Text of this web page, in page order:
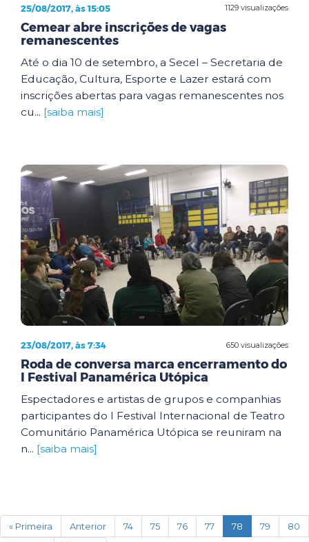
1129 visualizações
25/08/2017, às 15:05
Cemear abre inscrições de vagas
remanescentes
Até o dia 10 de setembro, a Secel – Secretaria de
Educação, Cultura, Esporte e Lazer estará com
inscrições abertas para vagas remanescentes nos
cu... [saiba mais]
650 visualizações
23/08/2017, às 7:34
Roda de conversa marca encerramento do
I Festival Panamérica Utópica
Espectadores e artistas de grupos e companhias
participantes do I Festival Internacional de Teatro
Comunitário Panamérica Utópica se reuniram na
n... [saiba mais]
« Primeira Anterior 74 75 76 77 78 (current)
79
80